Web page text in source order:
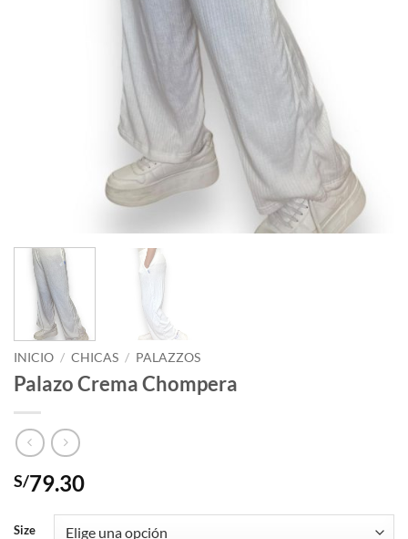
INICIO / CHICAS / PALAZZOS
Palazo Crema Chompera
S/79.30
Size